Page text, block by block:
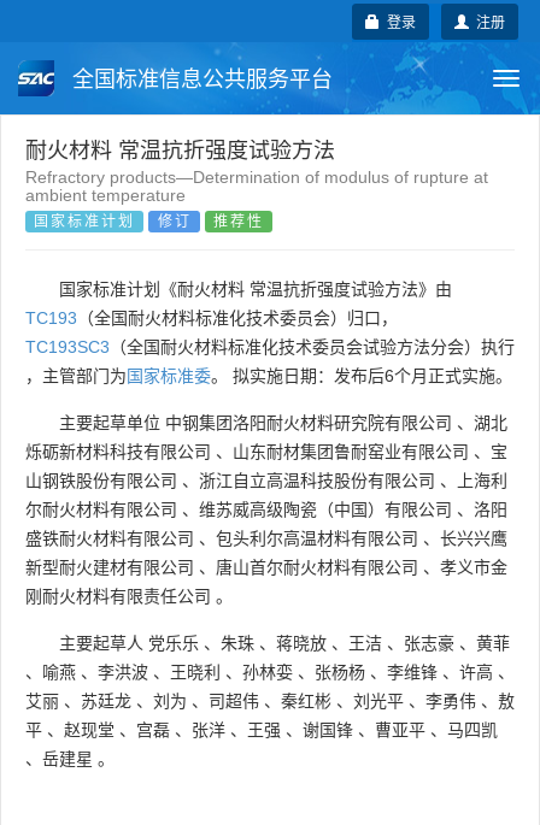
注册
登录
全国标准信息公共服务平台
国家标准 行业标准
团体标准
耐火材料 常温抗折强度试验方法
Refractory products—Determination of modulus of rupture at
ambient temperature
国家标准计划 修订 推荐性
国家标准计划《耐火材料 常温抗折强度试验方法》由
TC193 （全国耐火材料标准化技术委员会）归口，
TC193SC3 （全国耐火材料标准化技术委员会试验方法分会）执行
，主管部门为国家标准委。 拟实施日期：发布后6个月正式实施。
主要起草单位 中钢集团洛阳耐火材料研究院有限公司 、 湖北
烁砺新材料科技有限公司 、 山东耐材集团鲁耐窑业有限公司 、 宝
山钢铁股份有限公司 、 浙江自立高温科技股份有限公司 、
上海利
尔耐火材料有限公司 、 维苏威高级陶瓷（中国）有限公司 、 洛阳
盛铁耐火材料有限公司 、 包头利尔高温材料有限公司 、 长兴兴鹰
新型耐火建材有限公司 、 唐山首尔耐火材料有限公司 、 孝义市金
刚耐火材料有限责任公司 。
主要起草人 党乐乐 、 朱珠 、 蒋晓放 、 王洁 、 张志豪 、 黄菲
、
喻燕 、 李洪波 、 王晓利 、 孙林娈 、 张杨杨 、 李维锋 、 许高 、
艾丽 、 苏廷龙 、 刘为 、 司超伟 、 秦红彬 、 刘光平 、 李勇伟 、 敖
平 、 赵现堂 、 宫磊 、 张洋 、 王强 、 谢国锋 、 曹亚平 、 马四凯
、 岳建星 。